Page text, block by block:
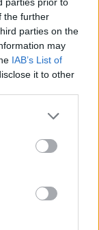
the further
parties on the
may
IAB’s List of
it to other